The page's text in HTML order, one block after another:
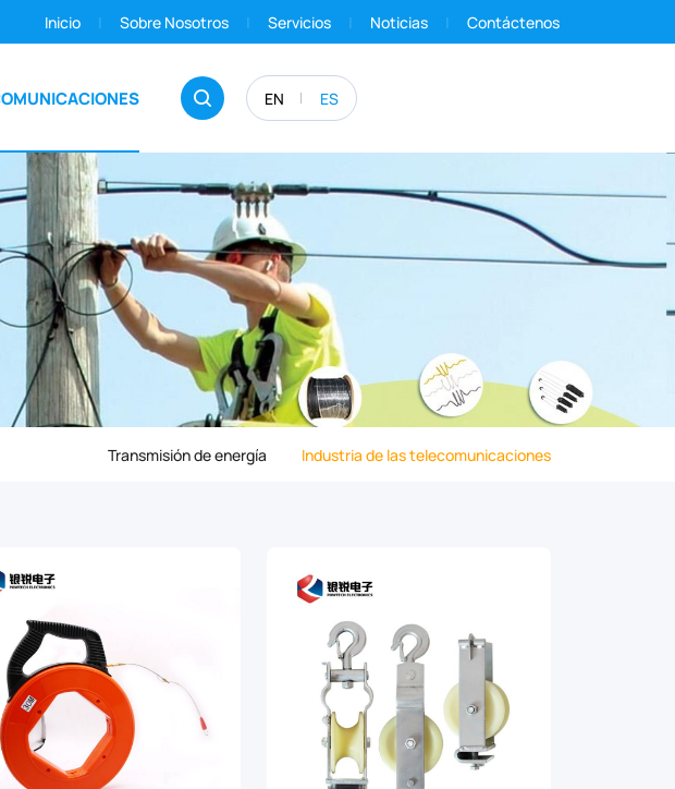
Inicio Sobre Nosotros Servicios Noticias Contáctenos
EN ES
Transmisión de energía Industria de las telecomunicaciones